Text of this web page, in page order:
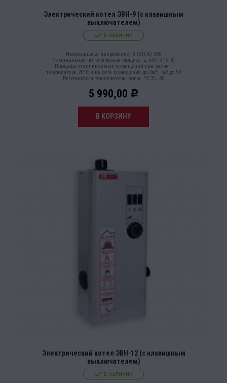
Электрический котел ЭВН-9 (с клавишным
выключателем)
в наличии
Номинальное напряжение, В (±10%) 380
Номинальная потребляемая мощность, кВт 9 (6+3)
Площадь отапливаемых помещений при расчет.
температуре 25°С и высоте помещения до 3м*, м2 до 90
Регулировка температуры воды, °С 35…85
5 990,00 Р
В КОРЗИНУ
Электрический котел ЭВН-12 (с клавишным
выключателем)
в наличии